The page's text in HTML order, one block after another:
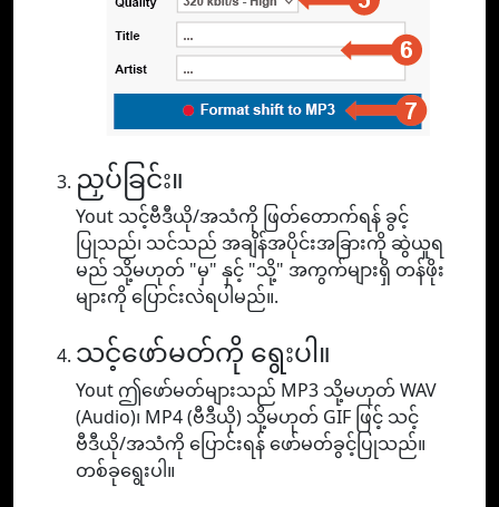
ညှပ်ခြင်း။
Yout သင့်ဗီဒီယို/အသံကို ဖြတ်တောက်ရန် ခွင့်
ပြုသည်၊ သင်သည် အချိန်အပိုင်းအခြားကို ဆွဲယူရ
မည် သို့မဟုတ် "မှ" နှင့် "သို့" အကွက်များရှိ တန်ဖိုး
များကို ပြောင်းလဲရပါမည်။.
သင့်ဖော်မတ်ကို ရွေးပါ။
Yout ဤဖော်မတ်များသည် MP3 သို့မဟုတ် WAV
(Audio)၊ MP4 (ဗီဒီယို) သို့မဟုတ် GIF ဖြင့် သင့်
ဗီဒီယို/အသံကို ပြောင်းရန် ဖော်မတ်ခွင့်ပြုသည်။
တစ်ခုရွေးပါ။